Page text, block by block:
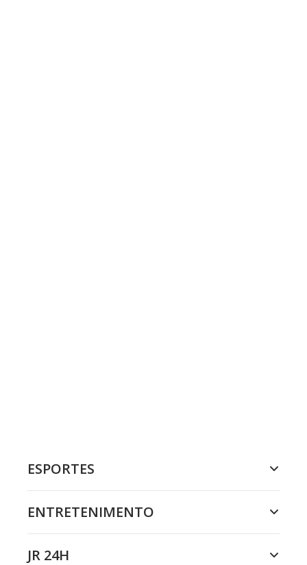
ESPORTES
ENTRETENIMENTO
JR 24H